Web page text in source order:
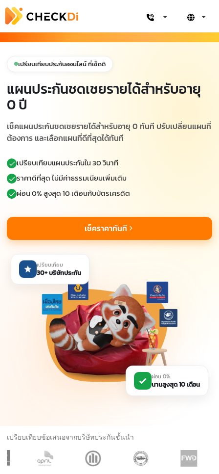
เปรียบเทียบประกันออนไลน์ ที่เช็คดิ
แผนประกันชดเชยรายได้สำหรับอายุ
0 ปี
เช็คแผนประกันชดเชยรายได้สำหรับอายุ 0 ทันที ปรับเปลี่ยนแผนที่
ต้องการ และเลือกแผนที่ดีที่สุดได้ทันที
เปรียบเทียบแผนประกันใน 30 วินาที
ราคาดีที่สุด ไม่มีค่าธรรมเนียมเพิ่มเติม
ผ่อน 0% สูงสุด 10 เดือนกับบัตรเครดิต
เช็คราคาทันที
เปรียบเทียบ
30+ บริษัทประกัน
ผ่อน 0%
นานสูงสุด 10 เดือน
เปรียบเทียบข้อเสนอจากบริษัทประกันชั้นนำ